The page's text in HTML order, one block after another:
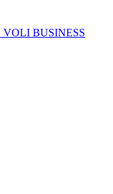
BUSINESS